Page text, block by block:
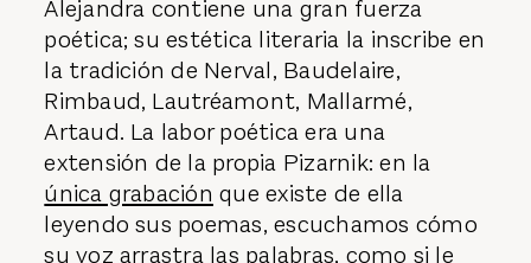
Alejandra contiene una gran fuerza
poética; su estética literaria la inscribe en
la tradición de Nerval, Baudelaire,
Rimbaud, Lautréamont, Mallarmé,
Artaud. La labor poética era una
extensión de la propia Pizarnik: en la
única grabación que existe de ella
leyendo sus poemas, escuchamos cómo
su voz arrastra las palabras, como si le